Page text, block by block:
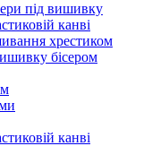
під вишивку
канві
хрестиком
бісером
канві